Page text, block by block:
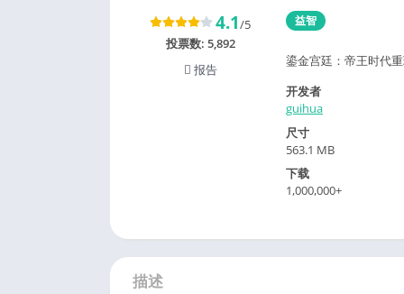
益智
鎏金宫廷：帝王时代
4.1/5
投票数: 5,892
报告
开发者
guihua
尺寸
563.1 MB
下载
1,000,000+
描述